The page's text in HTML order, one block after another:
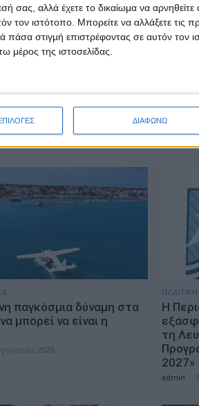
σας, αλλά έχετε το δικαίωμα να
τον ιστότοπο. Μπορείτε να αλλάξετε τις
στιγμή επιστρέφοντας σε αυτόν τον
μέρος της ιστοσελίδας.
ΔΙΑΦΩΝΩ
της πατρίδας μας με νέο
καθεστώς για την
έτος
παγκόσμια δύναμη στα
μπορεί να είναι η
2026
ΠΟΛΙΤΙΚΗ
Η
τη
2027»
admin